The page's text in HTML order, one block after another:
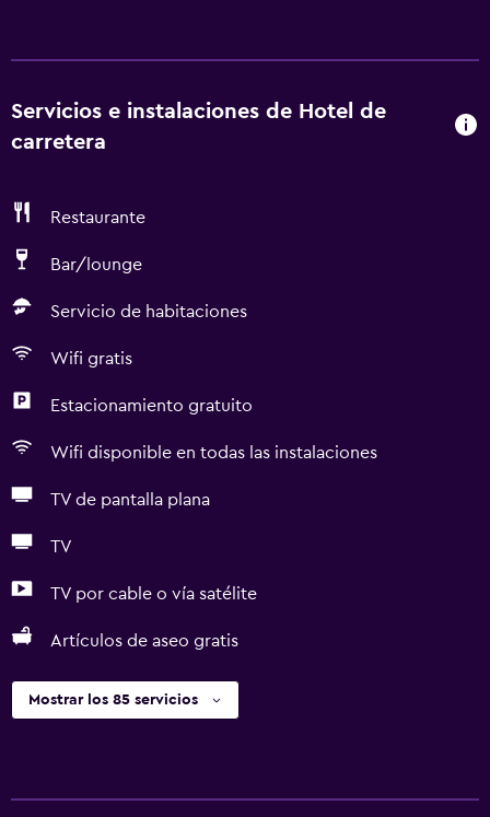
Servicios e instalaciones de Hotel de
carretera
Restaurante
Bar/lounge
Servicio de habitaciones
Wifi gratis
Estacionamiento gratuito
Wifi disponible en todas las instalaciones
TV de pantalla plana
TV
TV por cable o vía satélite
Artículos de aseo gratis
Mostrar los 85 servicios